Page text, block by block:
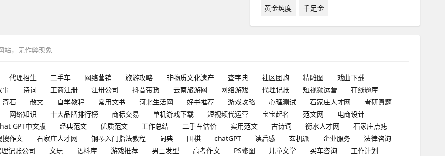
黄金纯度
千足金
站，无作弊现象
代理招生 二手车 网络营销 旅游攻略 非物质文化遗产 查字典 社区团购 精雕图
戏曲下载
事 诗词 工商注册 注册公司 抖音带货 云南旅游网 网络游戏 代理记账 短视频运营
在线题库
奇石 散文 自学教程 常用文书 河北生活网 好书推荐 游戏攻略 心理测试 石家庄人才网
考研真题
网络知识 十大品牌排行榜 商标交易 单机游戏下载 短视频代运营 宝宝起名 范文网
电商设计
GPT中文版 经典范文 优质范文 工作总结 二手车估价 实用范文 古诗词 衡水人才网
石家庄点痣
搜作文 石家庄人才网 钢琴入门指法教程 词典 围棋 chatGPT 读后感 玄机派 企业服务
法律咨询
记账公司 文玩 语料库 游戏推荐 男士发型 高考作文 PS修图 儿童文学 买车咨询 工作计划